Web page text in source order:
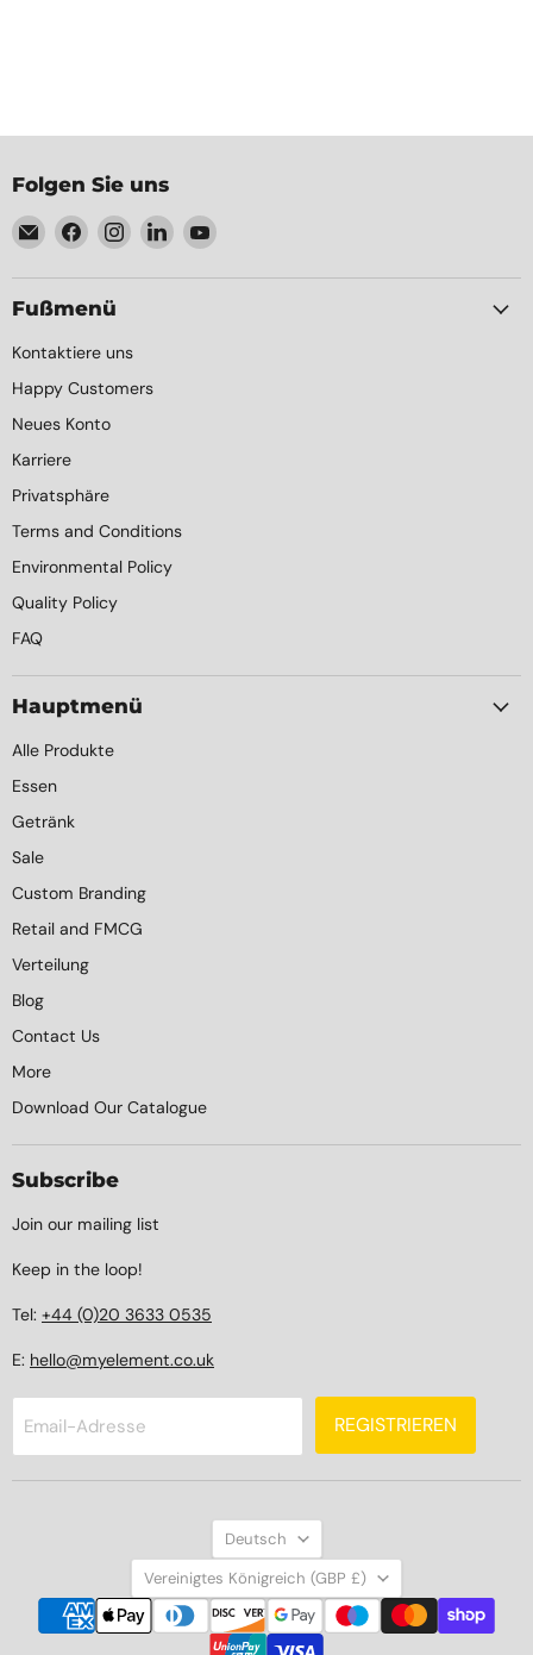
Folgen Sie uns
Email
Element
Packaging
Finden
Sie
uns
auf
Finden
Sie
uns
Finden
Sie
uns
Finden
uns
Fußmenü
Kontaktiere uns
Happy Customers
Neues Konto
Karriere
Privatsphäre
Terms and Conditions
Environmental Policy
Quality Policy
FAQ
Hauptmenü
Alle Produkte
Essen
Getränk
Sale
Custom Branding
Retail and FMCG
Verteilung
Blog
Contact Us
More
Download Our Catalogue
Subscribe
Join our mailing list
Keep in the loop!
Tel: +44 (0)20 3633 0535
E: hello@myelement.co.uk
Email-Adresse REGISTRIEREN
Sprache
Deutsch
Land
Vereinigtes Königreich (GBP £)